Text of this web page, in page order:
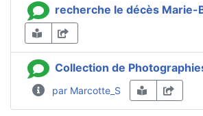
recherche le décès Marie-
Collection de
par Marcotte_S